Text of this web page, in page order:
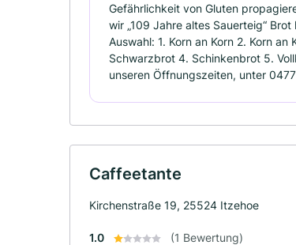
Gefährlichkeit von Gluten
wir „109 Jahre altes Sauerteig“
Auswahl: 1. Korn an Korn 2. Korn
Schwarzbrot 4. Schinkenbrot 5.
unseren Öffnungszeiten, unter
Caffeetante
Kirchenstraße 19, 25524 Itzehoe
1.0 (1 Bewertung)